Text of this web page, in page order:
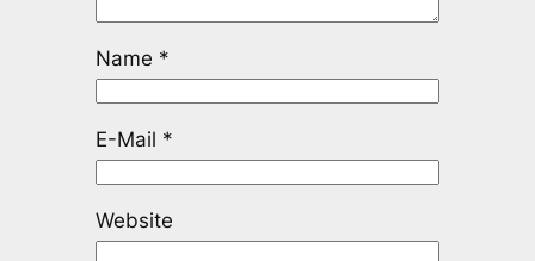
Name *
E-Mail *
Website